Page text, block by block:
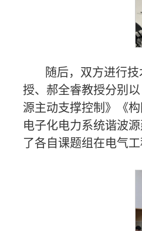
随后，双方进行
授、郝全睿教授分别
源主动支撑控制》《
电子化电力系统谐波
了各自课题组在电气